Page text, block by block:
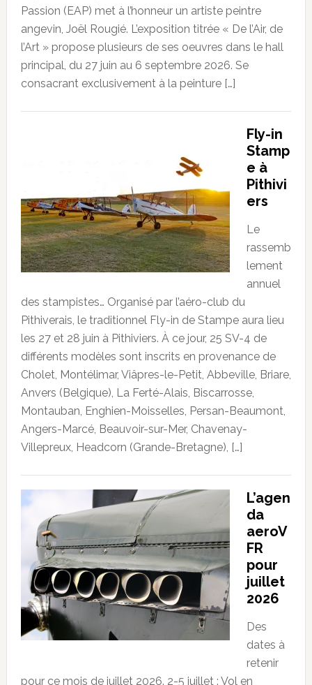
Passion (EAP) met à l’honneur un artiste peintre
angevin, Joël Rougié. L’exposition titrée « De l’Air, de
l’Art » propose plusieurs de ses oeuvres dans le hall
principal, du 27 juin au 6 septembre 2026. Se
consacrant exclusivement à la peinture […]
Fly-in
Stamp
e à
Pithivi
ers
Le
rassemb
lement
annuel
des stampistes… Organisé par l’aéro-club du
Pithiverais, le traditionnel Fly-in de Stampe aura lieu
les 27 et 28 juin à Pithiviers. À ce jour, 25 SV-4 de
différents modèles sont inscrits en provenance de
Cholet, Montélimar, Viâpres-le-Petit, Abbeville, Briare,
Anvers (Belgique), La Ferté-Alais, Biscarrosse,
Montauban, Enghien-Moisselles, Persan-Beaumont,
Angers-Marcé, Beauvoir-sur-Mer, Chavenay-
Villepreux, Headcorn (Grande-Bretagne), […]
L’agen
da
aeroV
FR
pour
juillet
2026
Des
dates à
retenir
pour ce mois de juillet 2026. 2-5 juillet : Vol en